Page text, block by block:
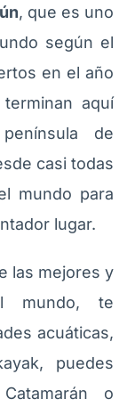
, que es uno
según el
en el año
aquí
de
casi todas
mundo para
lugar.
las mejores y
mundo, te
acuáticas,
puedes
o